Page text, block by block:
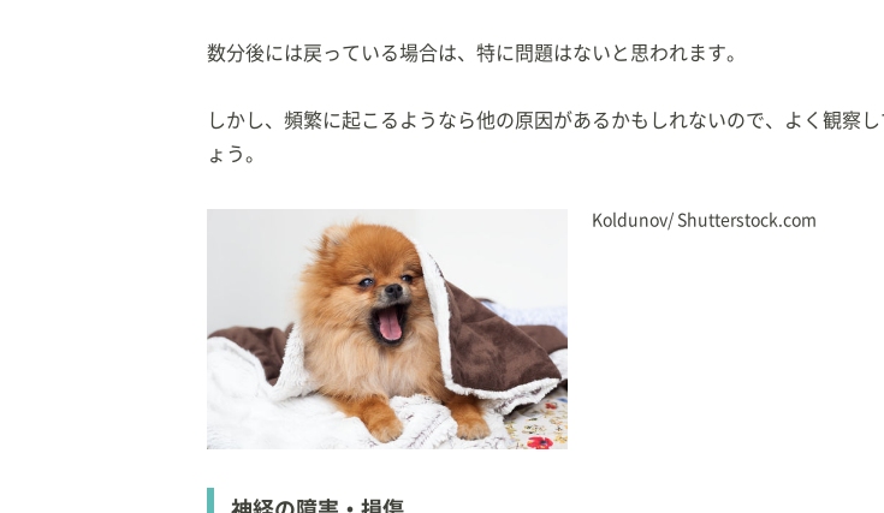
数分後には戻っている場合は、特に問題はないと思われます。
しかし、頻繁に起こるようなら他の原因があるかもしれないので、よく観察し
ょう。
Koldunov/ Shutterstock.com